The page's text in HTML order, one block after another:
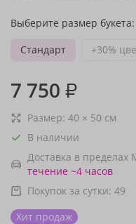
Выберите размер букета:
Стандарт
+30%
7 750 ₽
Размер: 40 × 50 см
В наличии
Доставка в пределах
течение ~4 часов
Покупок за сутки: 49
Хит продаж